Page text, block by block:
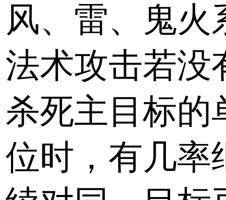
风、雷、鬼火
法术攻击若没
杀死主目标的
位时，有几率